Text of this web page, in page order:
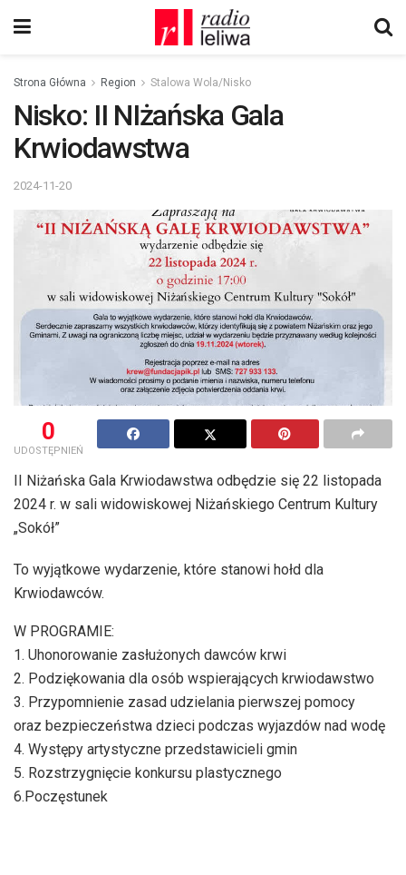
Strona Główna Region Stalowa Wola/Nisko
Nisko: II NIżańska Gala
Krwiodawstwa
2024-11-20
0
UDOSTĘPNIEŃ
II Niżańska Gala Krwiodawstwa odbędzie się 22 listopada
2024 r. w sali widowiskowej Niżańskiego Centrum Kultury
„Sokół”
To wyjątkowe wydarzenie, które stanowi hołd dla
Krwiodawców.
W PROGRAMIE:
1. Uhonorowanie zasłużonych dawców krwi
2. Podziękowania dla osób wspierających krwiodawstwo
3. Przypomnienie zasad udzielania pierwszej pomocy
oraz bezpieczeństwa dzieci podczas wyjazdów nad wodę
4. Występy artystyczne przedstawicieli gmin
5. Rozstrzygnięcie konkursu plastycznego
6.Poczęstunek